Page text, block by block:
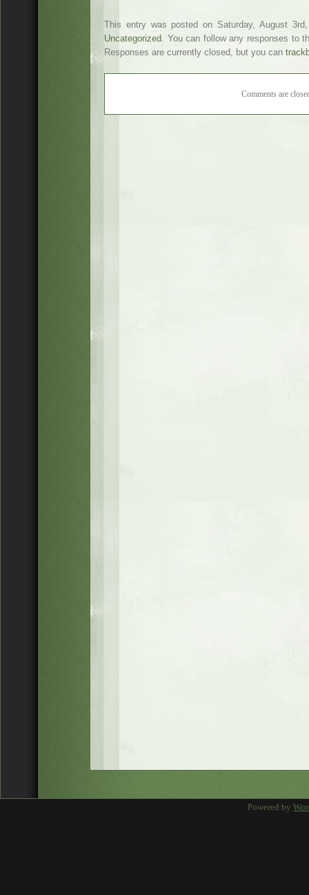
This entry was posted on Saturday, August
Uncategorized. You can follow any responses to
Responses are currently closed, but you can
Comments are
Powered by